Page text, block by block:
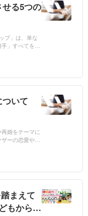
る5つの
プ」は、単な
」すべてを大
いて
婚をテーマに
ーの恋愛や再
まえて
もから見